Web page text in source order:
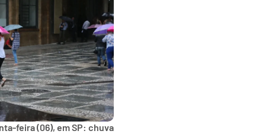
feira (06), em SP: chuva